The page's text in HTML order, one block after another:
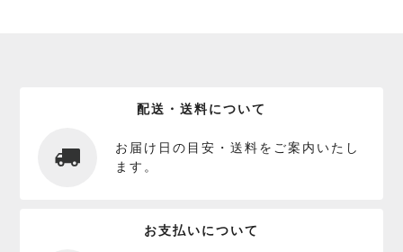
配送・送料について
お届け日の目安・送料をご案内いたし
ます。
お支払いについて